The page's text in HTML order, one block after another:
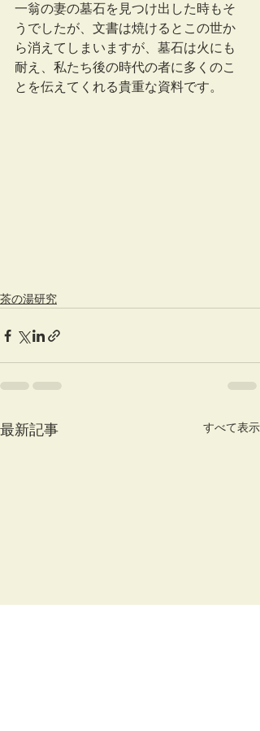
一翁の妻の墓石を見つけ出した時もそ
うでしたが、文書は焼けるとこの世か
ら消えてしまいますが、墓石は火にも
耐え、私たち後の時代の者に多くのこ
とを伝えてくれる貴重な資料です。
茶の湯研究
最新記事 すべて表示